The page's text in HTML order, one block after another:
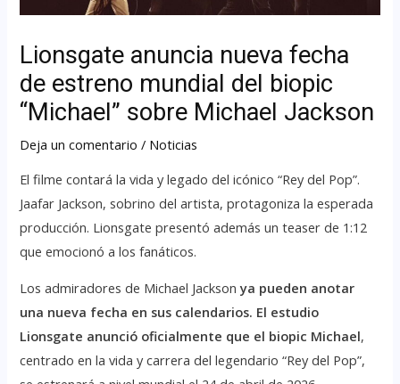
Lionsgate anuncia nueva fecha
de estreno mundial del biopic
“Michael” sobre Michael Jackson
Deja un comentario / Noticias
El filme contará la vida y legado del icónico “Rey del Pop”.
Jaafar Jackson, sobrino del artista, protagoniza la esperada
producción. Lionsgate presentó además un teaser de 1:12
que emocionó a los fanáticos.
Los admiradores de Michael Jackson ya pueden anotar
una nueva fecha en sus calendarios. El estudio
Lionsgate anunció oficialmente que el biopic Michael,
centrado en la vida y carrera del legendario “Rey del Pop”,